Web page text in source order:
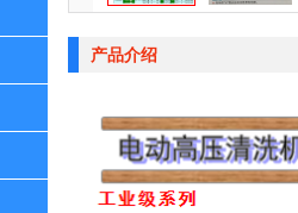
产品介绍